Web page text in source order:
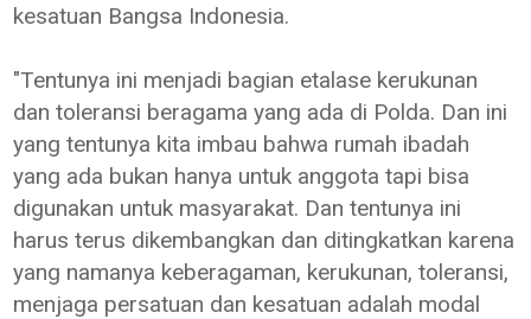
kesatuan Bangsa Indonesia.
"Tentunya ini menjadi bagian etalase kerukunan
dan toleransi beragama yang ada di Polda. Dan ini
yang tentunya kita imbau bahwa rumah ibadah
yang ada bukan hanya untuk anggota tapi bisa
digunakan untuk masyarakat. Dan tentunya ini
harus terus dikembangkan dan ditingkatkan karena
yang namanya keberagaman, kerukunan, toleransi,
menjaga persatuan dan kesatuan adalah modal